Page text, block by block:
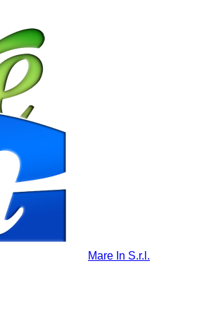
Mare In S.r.l.